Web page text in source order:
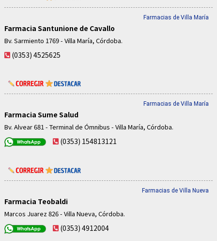
Farmacias de Villa María
Farmacia Santunione de Cavallo
Bv. Sarmiento 1769 - Villa María, Córdoba.
(0353) 4525625
Farmacias de Villa María
Farmacia Sume Salud
Bv. Alvear 681 - Terminal de Ómnibus - Villa María, Córdoba.
(0353) 154813121
Farmacias de Villa Nueva
Farmacia Teobaldi
Marcos Juarez 826 - Villa Nueva, Córdoba.
(0353) 4912004